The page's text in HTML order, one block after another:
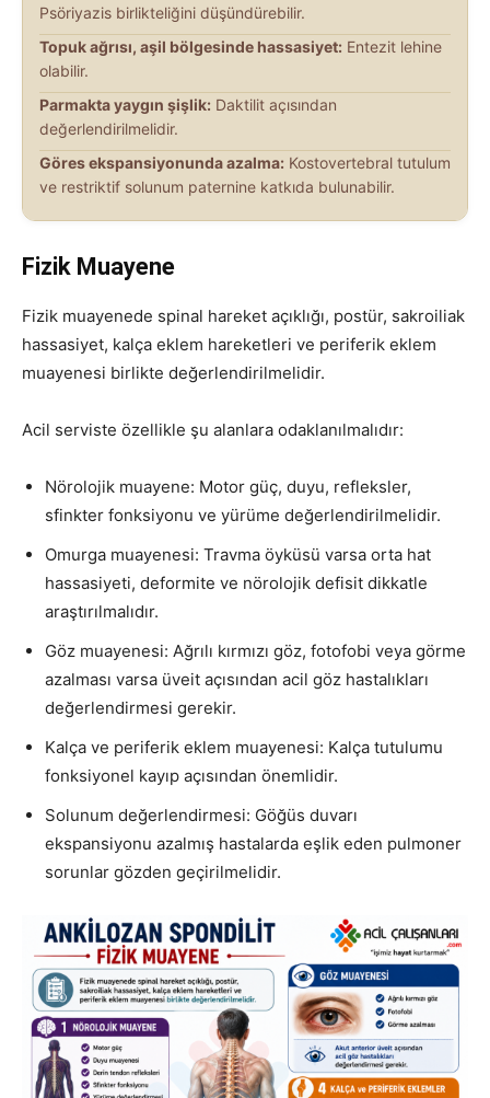
Psöriyazis birlikteliğini düşündürebilir.
Topuk ağrısı, aşil bölgesinde hassasiyet: Entezit lehine
olabilir.
Parmakta yaygın şişlik: Daktilit açısından
değerlendirilmelidir.
Göres ekspansiyonunda azalma: Kostovertebral tutulum
ve restriktif solunum paternine katkıda bulunabilir.
Fizik Muayene
Fizik muayenede spinal hareket açıklığı, postür, sakroiliak
hassasiyet, kalça eklem hareketleri ve periferik eklem
muayenesi birlikte değerlendirilmelidir.
Acil serviste özellikle şu alanlara odaklanılmalıdır:
Nörolojik muayene: Motor güç, duyu, refleksler,
sfinkter fonksiyonu ve yürüme değerlendirilmelidir.
Omurga muayenesi: Travma öyküsü varsa orta hat
hassasiyeti, deformite ve nörolojik defisit dikkatle
araştırılmalıdır.
Göz muayenesi: Ağrılı kırmızı göz, fotofobi veya görme
azalması varsa üveit açısından acil göz hastalıkları
değerlendirmesi gerekir.
Kalça ve periferik eklem muayenesi: Kalça tutulumu
fonksiyonel kayıp açısından önemlidir.
Solunum değerlendirmesi: Göğüs duvarı
ekspansiyonu azalmış hastalarda eşlik eden pulmoner
sorunlar gözden geçirilmelidir.